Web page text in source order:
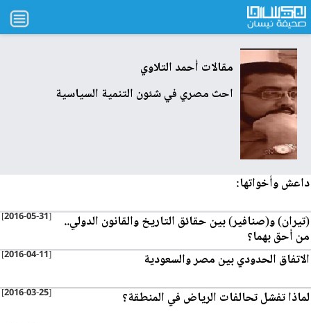
مقالات أحمد التلاوي
احث مصري في شئون التنمية السياسية
داعش وأخواتها:
[2016-05-31] (تيران) و(صنافير) بين حقائق التاريخ والقانون الدولي..
من أحق بهما؟
[2016-04-11] الاتفاق الحدودي بين مصر والسعودية
[2016-03-25] لماذا تفشل تحالفات الرياض في المنطقة؟